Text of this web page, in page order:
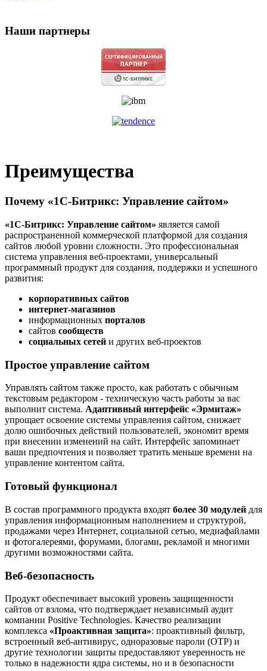
Наши партнеры
Преимущества
Почему «1С-Битрикс: Управление сайтом»
«1С-Битрикс: Управление сайтом» является самой
распространенной коммерческой платформой для создания
сайтов любой уровни сложности. Это профессиональная
система управления веб-проектами, универсальный
программный продукт для создания, поддержки и успешного
развития:
корпоративных сайтов
интернет-магазинов
информационных порталов
сайтов сообществ
социальных сетей и других веб-проектов
Простое управление сайтом
Управлять сайтом также просто, как работать с обычным
текстовым редактором - техническую часть работы за вас
выполнит система. Адаптивный интерфейс «Эрмитаж»
упрощает освоение системы управления сайтом, снижает
долю ошибочных действий пользователей, экономит время
при внесении изменений на сайт. Интерфейс запоминает
ваши предпочтения и позволяет тратить меньше времени на
управление контентом сайта.
Готовый функционал
В состав программного продукта входят более 30 модулей для
управления информационным наполнением и структурой,
продажами через Интернет, социальной сетью, медиафайлами
и фотогалереями, форумами, блогами, рекламой и многими
другими возможностями сайта.
Веб-безопасность
Продукт обеспечивает высокий уровень защищенности
сайтов от взлома, что подтверждает независимый аудит
компании Positive Technologies. Качество реализации
комплекса «Проактивная защита»: проактивный фильтр,
встроенный веб-антивирус, одноразовые пароли (OTP) и
другие технологии защиты предоставляют уверенность не
только в надежности ядра системы, но и в безопасности